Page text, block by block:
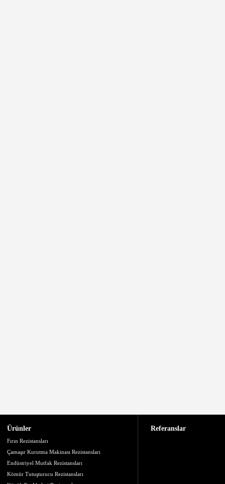
Ürünler
Fırın Rezistansları
Çamaşır Kurutma Makinası Rezistansları
Endüstriyel Mutfak Rezistansları
Kömür Tutuşturucu Rezistansları
Referanslar